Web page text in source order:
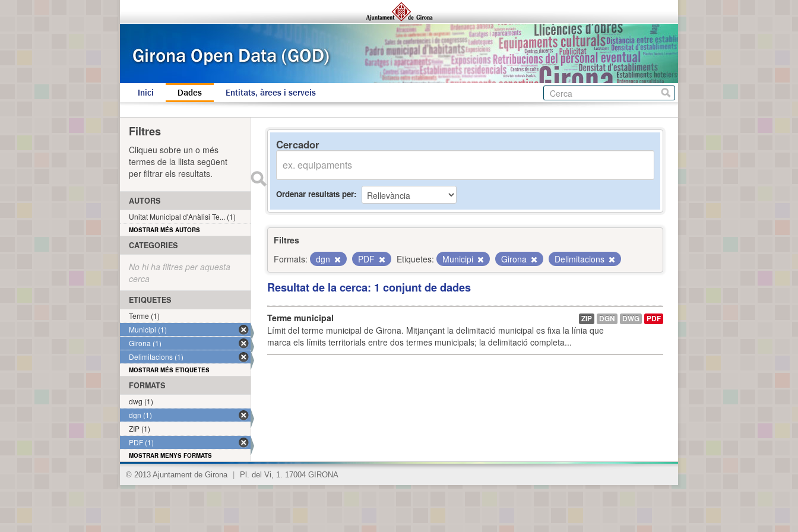
Inici Dades Entitats, àrees i serveis
Cercador
Ordenar resultats per
Filtres
Formats:
dgn PDF Etiquetes: Municipi Girona Delimitacions
Resultat de la cerca: 1 conjunt de dades
Terme municipal
Límit del terme municipal de Girona. Mitjançant la delimitació municipal es fixa la línia que
marca els límits territorials entre dos termes municipals; la delimitació completa...
ZIP DGN DWG PDF
Filtres
Cliqueu sobre un o més
termes de la llista següent
per filtrar els resultats.
AUTORS
Unitat Municipal d'Anàlisi Te... (1)
MOSTRAR MÉS AUTORS
CATEGORIES
No hi ha filtres per aquesta
cerca
ETIQUETES
Terme (1)
Municipi (1)
Girona (1)
Delimitacions (1)
MOSTRAR MÉS ETIQUETES
FORMATS
dwg (1)
dgn (1)
ZIP (1)
PDF (1)
MOSTRAR MENYS FORMATS
© 2013 Ajuntament de Girona Pl. del Vi, 1. 17004 GIRONA